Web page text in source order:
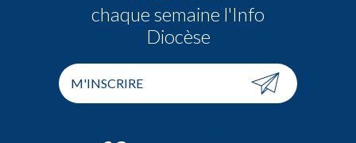
chaque semaine l'Info
Diocèse
M'INSCRIRE